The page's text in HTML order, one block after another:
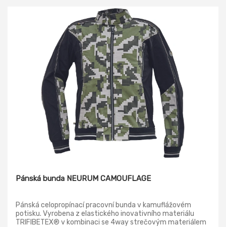
Pánská bunda NEURUM CAMOUFLAGE
Pánská celopropínací pracovní bunda v kamuflážovém
potisku. Vyrobena z elastického inovativního materiálu
TRIFIBETEX® v kombinaci se 4way strečovým materiálem